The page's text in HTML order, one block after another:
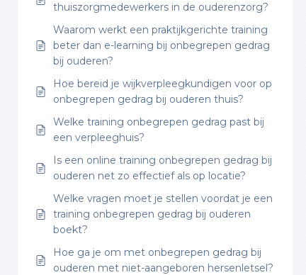
thuiszorgmedewerkers in de ouderenzorg?
Waarom werkt een praktijkgerichte training
beter dan e-learning bij onbegrepen gedrag
bij ouderen?
Hoe bereid je wijkverpleegkundigen voor op
onbegrepen gedrag bij ouderen thuis?
Welke training onbegrepen gedrag past bij
een verpleeghuis?
Is een online training onbegrepen gedrag bij
ouderen net zo effectief als op locatie?
Welke vragen moet je stellen voordat je een
training onbegrepen gedrag bij ouderen
boekt?
Hoe ga je om met onbegrepen gedrag bij
ouderen met niet-aangeboren hersenletsel?